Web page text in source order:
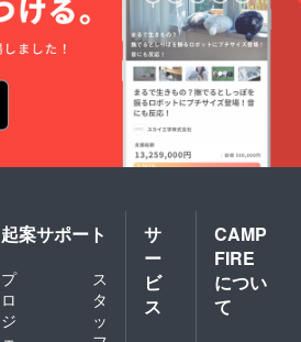
起案サポート
プ
ロ
ジ
ス
タ
ッ
サ
ー
ビ
ス
CAMP
FIRE
につい
て